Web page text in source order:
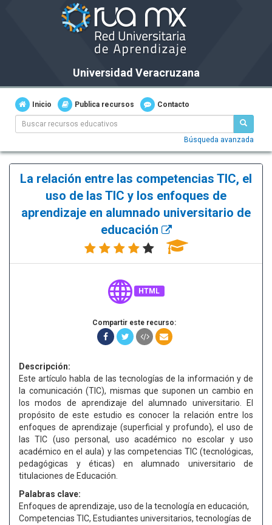
Universidad Veracruzana
Inicio Publica recursos Contacto
Búsqueda avanzada
La relación entre las competencias TIC, el
uso de las TIC y los enfoques de
aprendizaje en alumnado universitario de
educación
HTML
Compartir este recurso:
Descripción:
Este artículo habla de las tecnologías de la información y de
la comunicación (TIC), mismas que suponen un cambio en
los modos de aprendizaje del alumnado universitario. El
propósito de este estudio es conocer la relación entre los
enfoques de aprendizaje (superficial y profundo), el uso de
las TIC (uso personal, uso académico no escolar y uso
académico en el aula) y las competencias TIC (tecnológicas,
pedagógicas y éticas) en alumnado universitario de
titulaciones de Educación.
Palabras clave:
Enfoques de aprendizaje, uso de la tecnología en educación,
Competencias TIC, Estudiantes universitarios, tecnologías de